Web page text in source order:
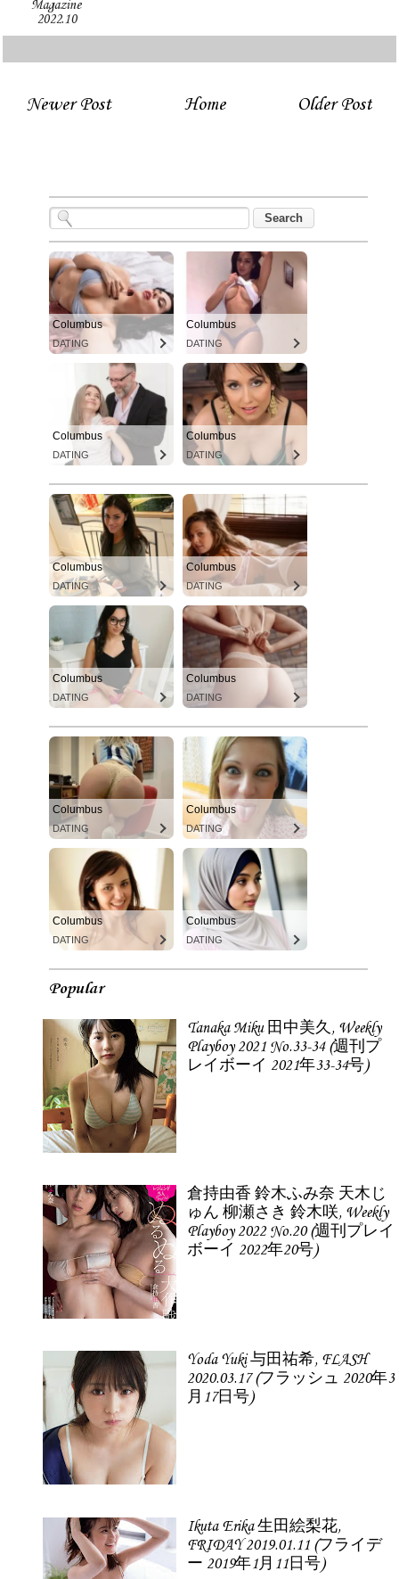
Magazine
2022.10
Newer Post Older Post
Home
Columbus
DATING
Columbus
DATING
Columbus
DATING
Columbus
DATING
Columbus
DATING
Columbus
DATING
Columbus
DATING
Columbus
DATING
Columbus
DATING
Columbus
DATING
Columbus
DATING
Columbus
DATING
Popular
Tanaka Miku 田中美久, Weekly
Playboy 2021 No.33-34 (週刊プ
レイボーイ 2021年33-34号)
倉持由香 鈴木ふみ奈 天木じ
ゅん 柳瀬さき 鈴木咲, Weekly
Playboy 2022 No.20 (週刊プレイ
ボーイ 2022年20号)
Yoda Yuki 与田祐希, FLASH
2020.03.17 (フラッシュ 2020年3
月17日号)
Ikuta Erika 生田絵梨花,
FRIDAY 2019.01.11 (フライデ
ー 2019年1月11日号)